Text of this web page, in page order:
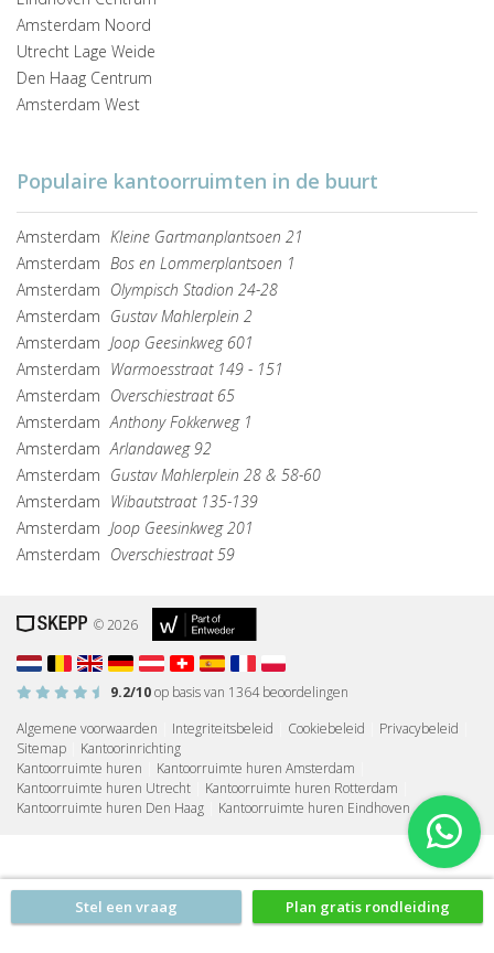
Stel een vraag Plan gratis rondleiding
Amsterdam Noord
Utrecht Lage Weide
Den Haag Centrum
Amsterdam West
Populaire kantoorruimten in de buurt
Amsterdam Kleine Gartmanplantsoen 21
Amsterdam Bos en Lommerplantsoen 1
Amsterdam Olympisch Stadion 24-28
Amsterdam Gustav Mahlerplein 2
Amsterdam Joop Geesinkweg 601
Amsterdam Warmoesstraat 149 - 151
Amsterdam Overschiestraat 65
Amsterdam Anthony Fokkerweg 1
Amsterdam Arlandaweg 92
Amsterdam Gustav Mahlerplein 28 & 58-60
Amsterdam Wibautstraat 135-139
Amsterdam Joop Geesinkweg 201
Amsterdam Overschiestraat 59
© 2026
9.2/10op basis van 1364beoordelingen
Algemene voorwaarden
Integriteitsbeleid Cookiebeleid Privacybeleid
Sitemap
Kantoorinrichting
Kantoorruimte huren
Kantoorruimte huren Amsterdam
Kantoorruimte huren Utrecht
Kantoorruimte huren Rotterdam
Kantoorruimte huren Den Haag
Kantoorruimte huren Eindhoven